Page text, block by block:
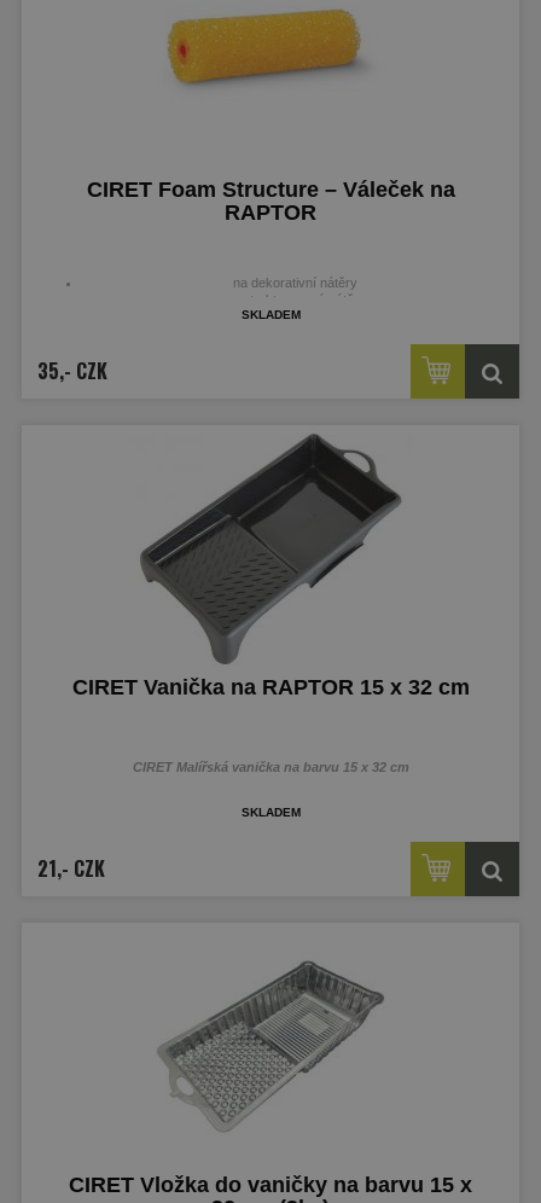
CIRET Foam Structure – Váleček na
RAPTOR
na dekorativní nátěry
na strukturované nátěry
skladem
35,- CZK
CIRET Vanička na RAPTOR 15 x 32 cm
CIRET Malířská vanička na barvu 15 x 32 cm
skladem
21,- CZK
CIRET Vložka do vaničky na barvu 15 x